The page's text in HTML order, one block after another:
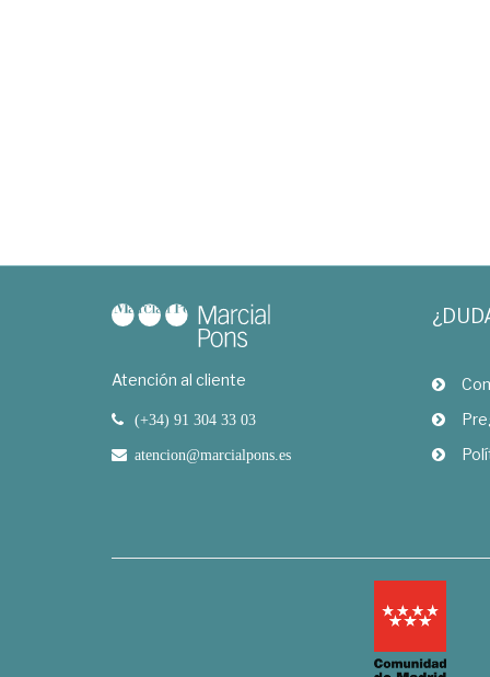
Atención al cliente
(+34) 91 304 33 03
atencion@marcialpons.es